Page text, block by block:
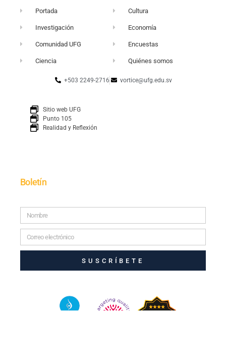
Portada
Investigación
Comunidad UFG
Ciencia
Cultura
Economía
Encuestas
Quiénes somos
+503 2249-2716 vortice@ufg.edu.sv
Sitio web UFG
Punto 105
Realidad y Reflexión
Boletín
SUSCRÍBETE